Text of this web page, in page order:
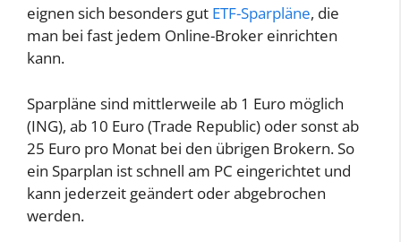
eignen sich besonders gut ETF-Sparpläne, die
man bei fast jedem Online-Broker einrichten
kann.
Sparpläne sind mittlerweile ab 1 Euro möglich
(ING), ab 10 Euro (Trade Republic) oder sonst ab
25 Euro pro Monat bei den übrigen Brokern. So
ein Sparplan ist schnell am PC eingerichtet und
kann jederzeit geändert oder abgebrochen
werden.